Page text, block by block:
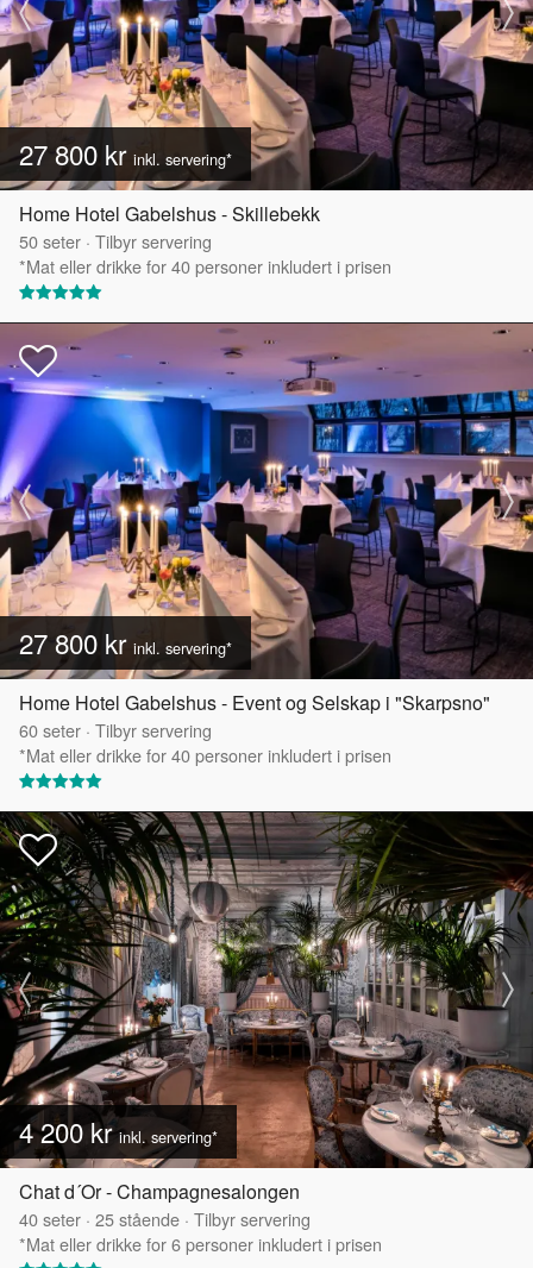
27 800 kr inkl. servering*
Home Hotel Gabelshus - Skillebekk
50seter · Tilbyr servering
*Mat eller drikke for 40 personer inkludert i prisen
27 800 kr inkl. servering*
Home Hotel Gabelshus - Event og Selskap i "Skarpsno"
60seter · Tilbyr servering
*Mat eller drikke for 40 personer inkludert i prisen
4 200 krinkl. servering*
Chat d´Or - Champagnesalongen
40seter · 25stående · Tilbyr servering
*Mat eller drikke for 6 personer inkludert i prisen